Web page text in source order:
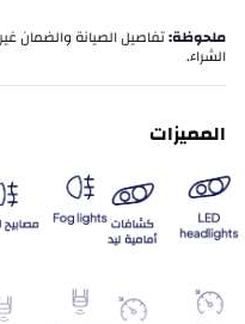
ملحوظة:تفاصيل الصيانة والضمان
الشراء.
المميزات